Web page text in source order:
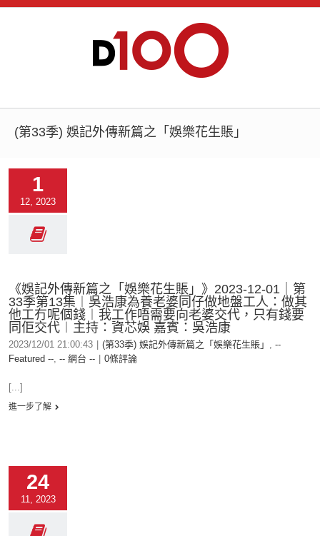
(第33季) 娛記外傳新篇之「娛樂花生賬」
1
12, 2023
《娛記外傳新篇之「娛樂花生賬」》2023-12-01｜第
33季第13集︱吳浩康為養老婆同仔做地盤工人：做其
他工冇呢個錢︱我工作唔需要向老婆交代，只有錢要
同佢交代︱主持：資芯娛 嘉賓：吳浩康
2023/12/01 21:00:43 (第33季) 娛記外傳新篇之「娛樂花生賬」 , --
Featured --, -- 網台 -- 0條評論
[...]
進一步了解
24
11, 2023